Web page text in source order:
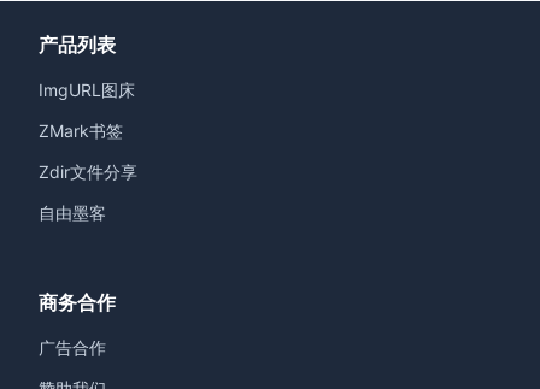
产品列表
ImgURL图床
ZMark书签
Zdir文件分享
自由墨客
商务合作
广告合作